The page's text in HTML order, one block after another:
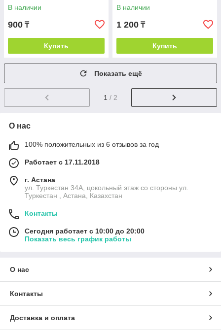
В наличии
900 ₸
Купить
В наличии
1 200 ₸
Купить
Показать ещё
1 / 2
О нас
100% положительных из 6 отзывов за год
Работает с 17.11.2018
г. Астана
ул. Туркестан 34А, цокольный этаж со стороны ул.
Туркестан , Астана, Казахстан
Контакты
Сегодня работает с 10:00 до 20:00
Показать весь график работы
О нас
Контакты
Доставка и оплата